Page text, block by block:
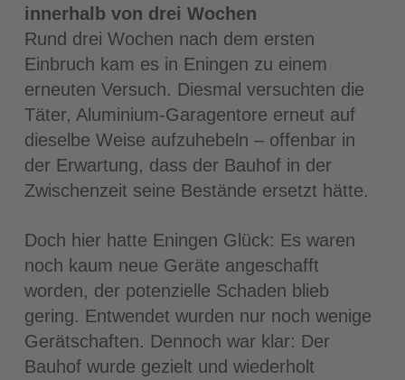
innerhalb von drei Wochen
Rund drei Wochen nach dem ersten
Einbruch kam es in Eningen zu einem
erneuten Versuch. Diesmal versuchten die
Täter, Aluminium-Garagentore erneut auf
dieselbe Weise aufzuhebeln – offenbar in
der Erwartung, dass der Bauhof in der
Zwischenzeit seine Bestände ersetzt hätte.
Doch hier hatte Eningen Glück: Es waren
noch kaum neue Geräte angeschafft
worden, der potenzielle Schaden blieb
gering. Entwendet wurden nur noch wenige
Gerätschaften. Dennoch war klar: Der
Bauhof wurde gezielt und wiederholt